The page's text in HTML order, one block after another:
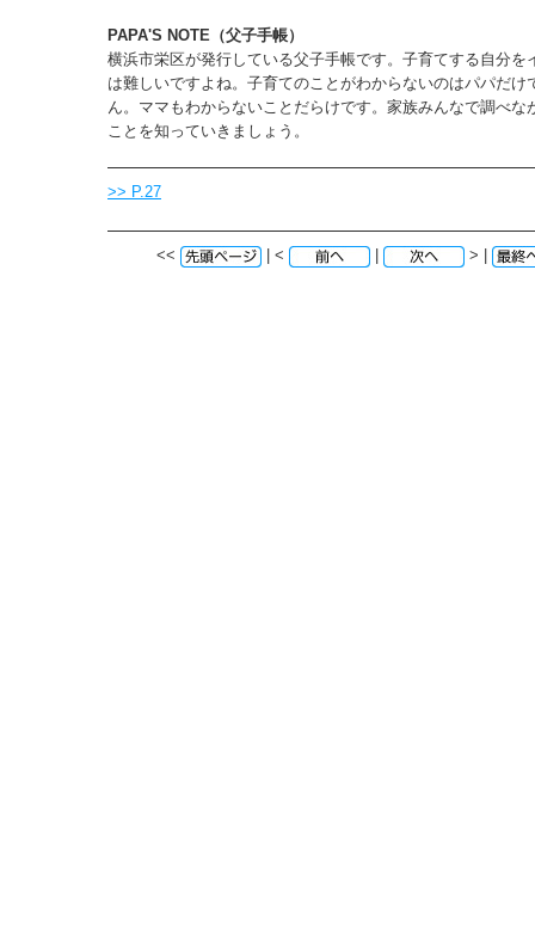
PAPA'S NOTE（父子手帳）
横浜市栄区が発行している父子手帳です。子育てする自分を
は難しいですよね。子育てのことがわからないのはパパだけ
ん。ママもわからないことだらけです。家族みんなで調べな
ことを知っていきましょう。
>> P.27
<< | < | > |